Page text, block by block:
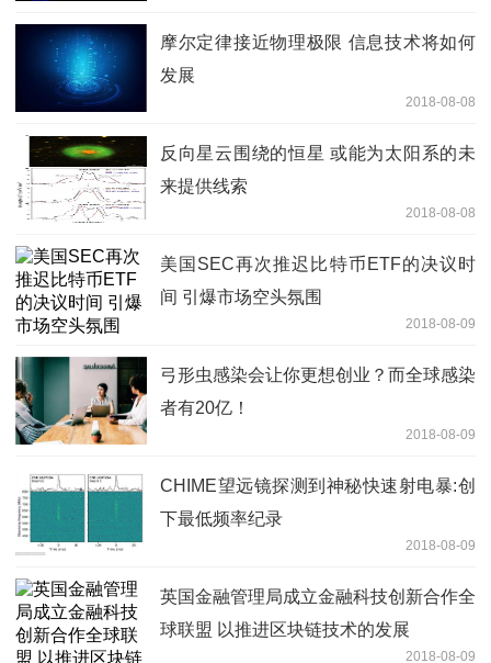
摩尔定律接近物理极限 信息技术将如何
发展
2018-08-08
反向星云围绕的恒星 或能为太阳系的未
来提供线索
2018-08-08
美国SEC再次推迟比特币ETF的决议时
间 引爆市场空头氛围
2018-08-09
弓形虫感染会让你更想创业？而全球感染
者有20亿！
2018-08-09
CHIME望远镜探测到神秘快速射电暴:创
下最低频率纪录
2018-08-09
英国金融管理局成立金融科技创新合作全
球联盟 以推进区块链技术的发展
2018-08-09